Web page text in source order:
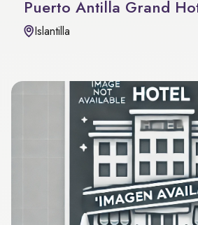
Puerto Antilla Grand
Islantilla